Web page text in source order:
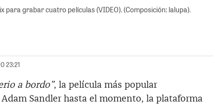
grabar cuatro películas (VIDEO). (Composición: lalupa).
23:21
a bordo”, la película más popular
Sandler hasta el momento, la plataforma